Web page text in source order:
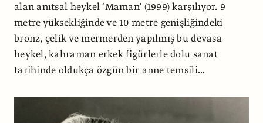
alan anıtsal heykel ‘Maman’ (1999) karşılıyor. 9
metre yüksekliğinde ve 10 metre genişliğindeki
bronz, çelik ve mermerden yapılmış bu devasa
heykel, kahraman erkek figürlerle dolu sanat
tarihinde oldukça özgün bir anne temsili…